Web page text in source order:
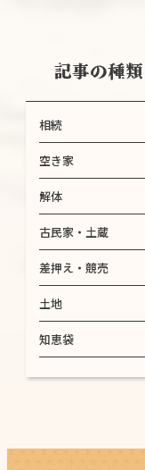
記事の種類
相続
空き家
解体
古民家・土蔵
差押え・競売
土地
知恵袋